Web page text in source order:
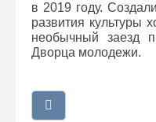
в 2019 году.
развития культуры
необычный заезд
Дворца молодежи.